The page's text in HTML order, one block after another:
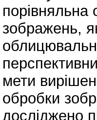
порівняльна
зображень,
мети
обробки
досліджено